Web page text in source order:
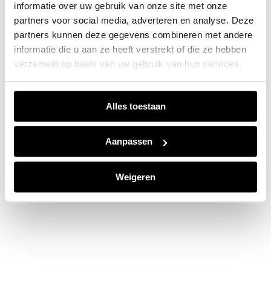
informatie over uw gebruik van onze site met onze
partners voor social media, adverteren en analyse. Deze
partners kunnen deze gegevens combineren met andere
informatie die u aan ze heeft verstrekt of die ze hebben
verzameld op basis van uw gebruik van hun services.
Alles toestaan
Aanpassen
Weigeren
Application error: a client-side exception has occurred while
loadingwww.jvk.nl(see the browser consolefor more
information).